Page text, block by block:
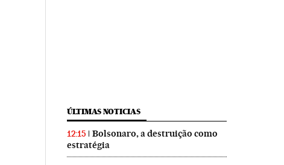
ÚLTIMAS NOTICIAS
12:15
Bolsonaro, a destruição como
estratégia